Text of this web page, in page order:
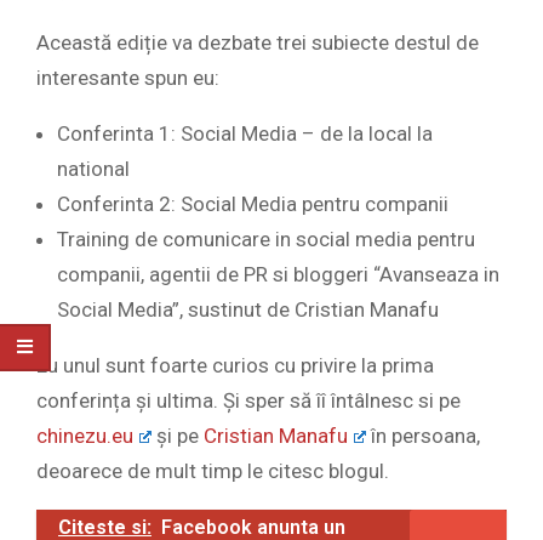
Această ediție va dezbate trei subiecte destul de
interesante spun eu:
Conferinta 1: Social Media – de la local la
national
Conferinta 2: Social Media pentru companii
Training de comunicare in social media pentru
companii, agentii de PR si bloggeri “Avanseaza in
Social Media”, sustinut de Cristian Manafu
Eu unul sunt foarte curios cu privire la prima
conferința și ultima. Și sper să îî întâlnesc si pe
chinezu.eu
și pe Cristian Manafu
în persoana,
deoarece de mult timp le citesc blogul.
Citeste si: Facebook anunta un